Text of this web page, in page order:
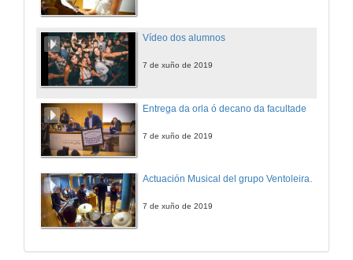
Vídeo dos alumnos
7 de xuño de 2019
Entrega da orla ó decano da facultade
7 de xuño de 2019
Actuación Musical del grupo Ventoleira e peche do acto
7 de xuño de 2019